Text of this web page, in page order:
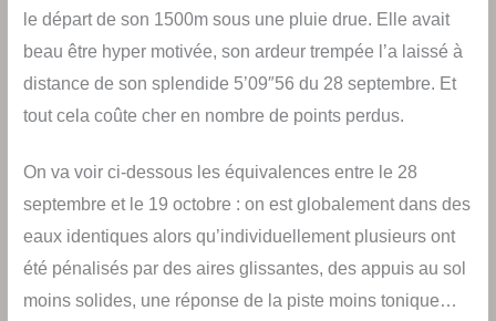
le départ de son 1500m sous une pluie drue. Elle avait
beau être hyper motivée, son ardeur trempée l’a laissé à
distance de son splendide 5’09″56 du 28 septembre. Et
tout cela coûte cher en nombre de points perdus.
On va voir ci-dessous les équivalences entre le 28
septembre et le 19 octobre : on est globalement dans des
eaux identiques alors qu’individuellement plusieurs ont
été pénalisés par des aires glissantes, des appuis au sol
moins solides, une réponse de la piste moins tonique…